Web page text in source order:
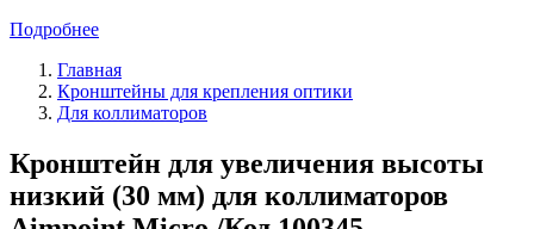
Подробнее
Главная
Кронштейны для крепления оптики
Для коллиматоров
Кронштейн для увеличения высоты
низкий (30 мм) для коллиматоров